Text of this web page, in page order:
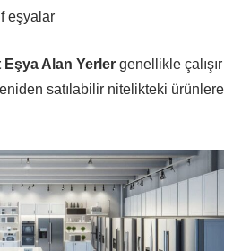
eşyalar
Alan Yerler genellikle çalışır
satılabilir nitelikteki ürünlere